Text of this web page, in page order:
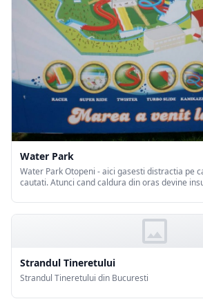
Water Park
Water Park Otopeni - aici gasesti distractia pe
cautati. Atunci cand caldura din oras devine insuportabila, iar
Waterpark.
Strandul Tineretului
Strandul Tineretului din Bucuresti